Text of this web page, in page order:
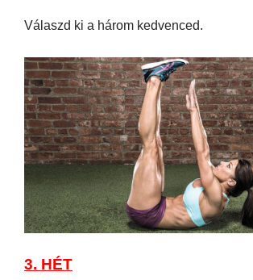
Válaszd ki a három kedvenced.
3. HÉT